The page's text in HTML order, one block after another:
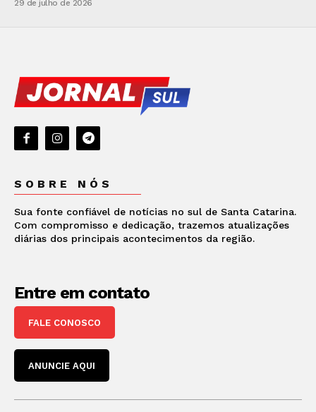
29 de julho de 2026
SOBRE NÓS
Sua fonte confiável de notícias no sul de Santa Catarina.
Com compromisso e dedicação, trazemos atualizações
diárias dos principais acontecimentos da região.
Entre em contato
FALE CONOSCO
ANUNCIE AQUI